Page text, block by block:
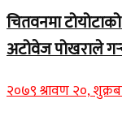
चितवनमा
अटोवेज पोखराले
२०७९ श्रावण २०,